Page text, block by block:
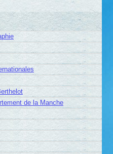
de la Manche